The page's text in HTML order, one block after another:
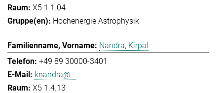
X5 1.1.04
Hochenergie Astrophysik
Nandra, Kirpal
+49 89 30000-3401
knandra@...
X5 1.4.13